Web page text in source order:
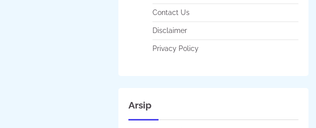
Contact Us
Disclaimer
Privacy Policy
Arsip